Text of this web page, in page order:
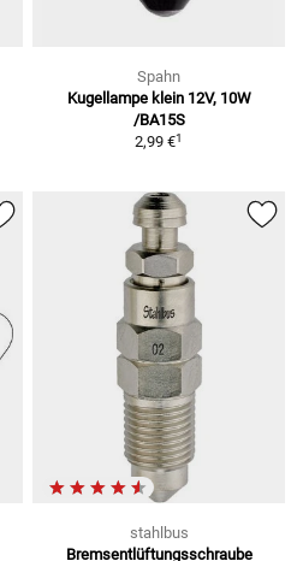
Spahn
Kugellampe klein 12V, 10W
/BA15S
2,99 €1
stahlbus
Bremsentlüftungsschraube